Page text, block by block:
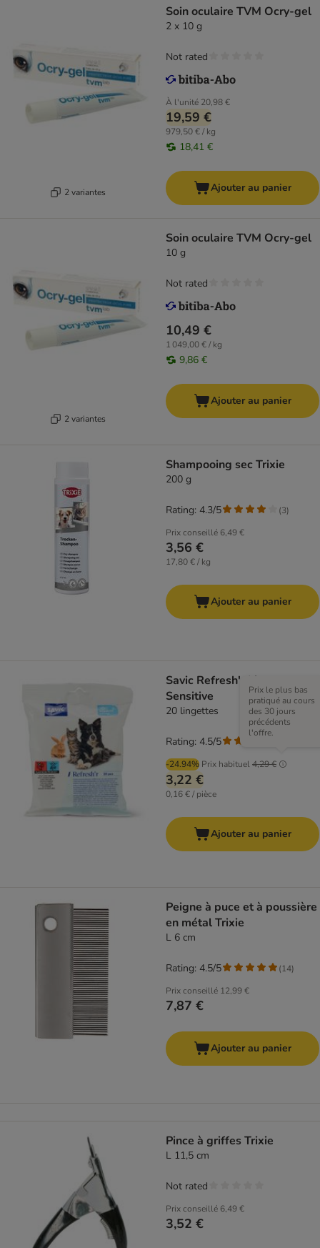
2 variantes
Soin oculaire TVM Ocry-gel
2 x 10 g
À l'unité 20,98 €
19,59 €
979,50 € / kg
18,41 €
Not rated
Ajouter au panier
2 variantes
Soin oculaire TVM Ocry-gel
10 g
10,49 €
1 049,00 € / kg
9,86 €
Not rated
Ajouter au panier
Shampooing sec Trixie
200 g
Prix conseillé 6,49 €
3,56 €
17,80 € / kg
Rating: 4.3/5 (3)
Ajouter au panier
Savic Refresh'r Lingettes
Sensitive
20 lingettes
-24.94% Prix habituel4,29 €
Prix le plus bas
pratiqué au cours
des 30 jours
précédents
l'offre.
3,22 €
0,16 € / pièce
Rating: 4.5/5
Ajouter au panier
Peigne à puce et à poussière
en métal Trixie
L 6 cm
Prix conseillé 12,99 €
7,87 €
Rating: 4.5/5 (14)
Ajouter au panier
Pince à griffes Trixie
L 11,5 cm
Prix conseillé 6,49 €
3,52 €
Not rated